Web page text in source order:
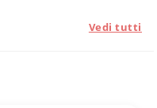
Vedi tutti